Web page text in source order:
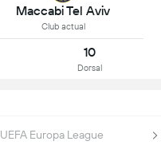
Maccabi Tel Aviv
Club actual
10
Dorsal
UEFA Europa League